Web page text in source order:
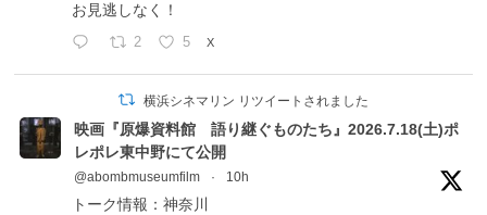
お見逃しなく！
2 5 X
横浜シネマリン リツイートされました
映画『原爆資料館 語り継ぐものたち』2026.7.18(土)ポ
レポレ東中野にて公開
@abombmuseumfilm · 10h
トーク情報：神奈川